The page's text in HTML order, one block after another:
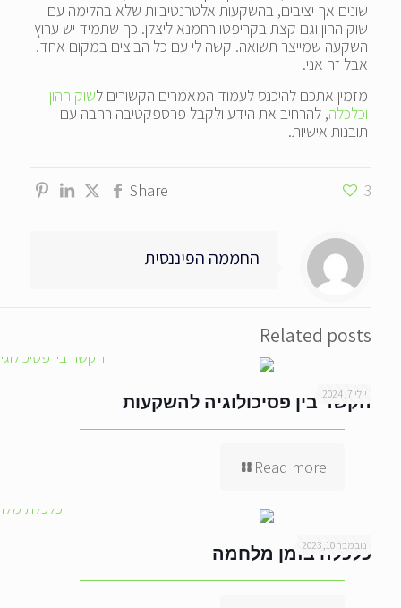
שונים אך יציבים, בהשקעות אלטרנטיביות שלא בהלימה עם
שוק ההון וגם קצת בקריפטו רחמנא ליצלן. כך שתמיד יש ערוץ
השקעה שמייצר תשואה. קשה לי עם כל הביצים במקום אחד.
אבל זה אני.
מזמין אתכם להיכנס לעמוד המאמרים הקשורים לשוק ההון
וכלכלה, להרחיב את הידע ולקבל פרספקטיבה רחבה עם
תובנות אישיות.
Share 3
החממה הפיננסית
Related posts
יולי 7, 2024
הקשר בין פסיכולוגיה להשקעות
Read more
נובמבר 10, 2023
כלכלה בזמן מלחמה